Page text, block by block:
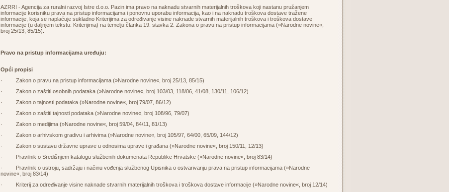
AZRRI - Agencija za ruralni razvoj Istre d.o.o. Pazin ima pravo na naknadu stvarnih materijalnih troškova koji nastanu pružanjem
informacije korisniku prava na pristup informacijama i ponovnu uporabu informacija, kao i na naknadu troškova dostave tražene
informacije, koja se naplaćuje sukladno Kriterijima za određivanje visine naknade stvarnih materijalnih troškova i troškova dostave
informacije (u daljnjem tekstu: Kriterijima) na temelju članka 19. stavka 2. Zakona o pravu na pristup informacijama (»Narodne novine«,
broj 25/13, 85/15).
Pravo na pristup informacijama uređuju:
Opći propisi
·
Zakon o pravu na pristup informacijama (»Narodne novine«, broj 25/13, 85/15)
· Zakon o zaštiti osobnih podataka (»Narodne novine«, broj 103/03, 118/06, 41/08, 130/11, 106/12)
· Zakon o tajnosti podataka (»Narodne novine«, broj 79/07, 86/12)
· Zakon o zaštiti tajnosti podataka (»Narodne novine«, broj 108/96 79/07)
· Zakon o medijima (»Narodne novine«, broj 59/04 84/11
, 81/13)
· Zakon o arhivskom gradivu i arhivima (»Narodne novine«, broj 105/97 64/00 65/09 144/12)
· Zakon o sustavu državne uprave u odnosima uprave i građana (»Narodne novine«, broj 150/11
, 12/13)
· Pravilnik o Središnjem katalogu službenih dokumenata Republike Hrvatske (»Narodne novine«, broj 83/14)
· Pravilnik o ustroju, sadržaju i načinu vođenja službenog Upisnika o ostvarivanju prava na pristup informacijama (»Narodne
novine«, broj 83/14)
· Kriterij za određivanje visine naknade stvarnih materijalnih troškova i troškova dostave informacije (»Narodne novine«, broj 12/14)